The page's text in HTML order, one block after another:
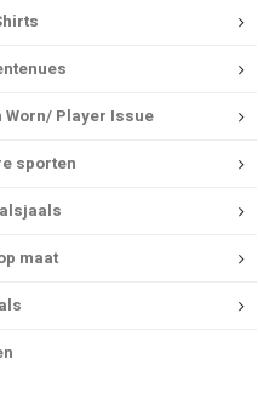
Worn/ Player Issue
sporten
maat